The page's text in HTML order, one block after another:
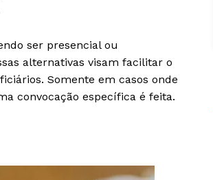
ser presencial ou
alternativas visam facilitar o
Somente em casos onde
convocação específica é feita.